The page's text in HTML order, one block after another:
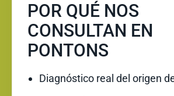
POR QUÉ NOS
CONSULTAN EN
PONTONS
Diagnóstico real del origen